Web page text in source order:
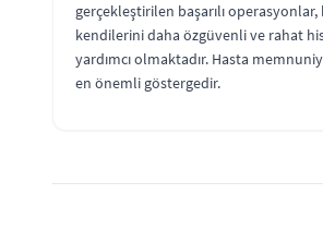
gerçekleştirilen başarılı operasyonlar,
kendilerini daha özgüvenli ve rahat
yardımcı olmaktadır. Hasta
en önemli göstergedir.